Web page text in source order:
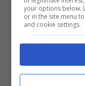
e ’90 e sono
Gonne
tessuti
your options below.
or in the site menu
and cookie settings.